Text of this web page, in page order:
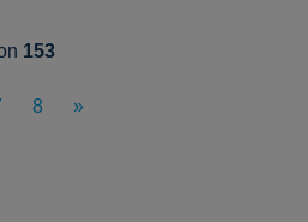
153
8 »